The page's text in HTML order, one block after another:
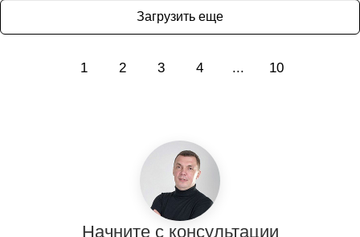
Загрузить еще
1 2 3 4 ... 10
Начните с консультации